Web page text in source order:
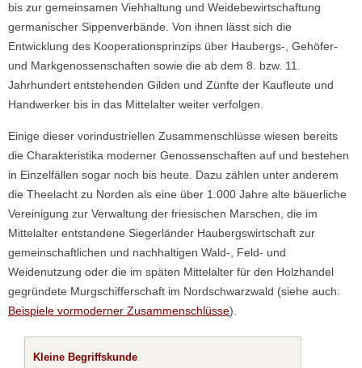
bis zur gemeinsamen Viehhaltung und Weidebewirtschaftung
germanischer Sippenverbände. Von ihnen lässt sich die
Entwicklung des Kooperationsprinzips über Haubergs-, Gehöfer-
und Markgenossenschaften sowie die ab dem 8. bzw. 11.
Jahrhundert entstehenden Gilden und Zünfte der Kaufleute und
Handwerker bis in das Mittelalter weiter verfolgen.
Einige dieser vorindustriellen Zusammenschlüsse wiesen bereits
die Charakteristika moderner Genossenschaften auf und bestehen
in Einzelfällen sogar noch bis heute. Dazu zählen unter anderem
die Theelacht zu Norden als eine über 1.000 Jahre alte bäuerliche
Vereinigung zur Verwaltung der friesischen Marschen, die im
Mittelalter entstandene Siegerländer Haubergswirtschaft zur
gemeinschaftlichen und nachhaltigen Wald-, Feld- und
Weidenutzung oder die im späten Mittelalter für den Holzhandel
gegründete Murgschifferschaft im Nordschwarzwald (siehe auch:
Beispiele vormoderner Zusammenschlüsse).
Kleine Begriffskunde